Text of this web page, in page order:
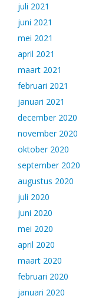
juli 2021
juni 2021
mei 2021
april 2021
maart 2021
februari 2021
januari 2021
december 2020
november 2020
oktober 2020
september 2020
augustus 2020
juli 2020
juni 2020
mei 2020
april 2020
maart 2020
februari 2020
januari 2020